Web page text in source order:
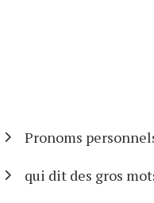
Pronoms
qui dit des gros